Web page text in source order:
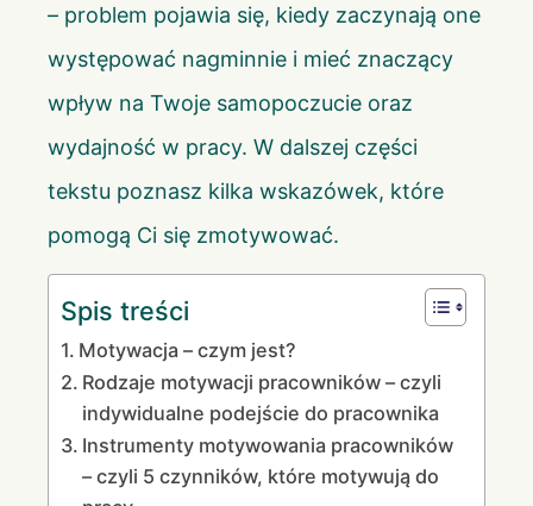
– problem pojawia się, kiedy zaczynają one
występować nagminnie i mieć znaczący
wpływ na Twoje samopoczucie oraz
wydajność w pracy. W dalszej części
tekstu poznasz kilka wskazówek, które
pomogą Ci się zmotywować.
Spis treści
Motywacja – czym jest?
Rodzaje motywacji pracowników – czyli
indywidualne podejście do pracownika
Instrumenty motywowania pracowników
– czyli 5 czynników, które motywują do